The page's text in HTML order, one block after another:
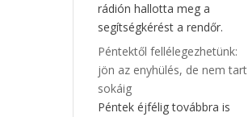
rádión hallotta meg a
segítségkérést a rendőr.
Péntektől fellélegezhetünk:
jön az enyhülés, de nem tart
sokáig
Péntek éjfélig továbbra is